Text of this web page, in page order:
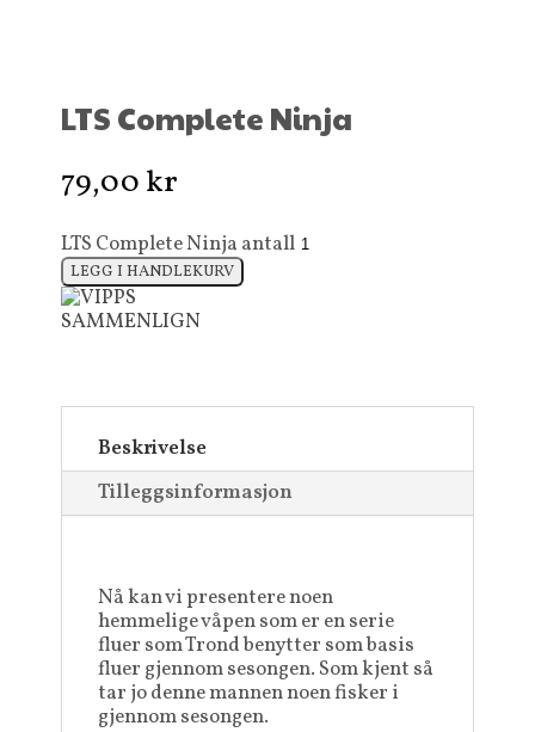
LTS Complete Ninja
79,00kr
LTS Complete Ninja antall
LEGG I HANDLEKURV
SAMMENLIGN
Beskrivelse
Tilleggsinformasjon
Nå kan vi presentere noen
hemmelige våpen som er en serie
fluer som Trond benytter som basis
fluer gjennom sesongen. Som kjent så
tar jo denne mannen noen fisker i
gjennom sesongen.